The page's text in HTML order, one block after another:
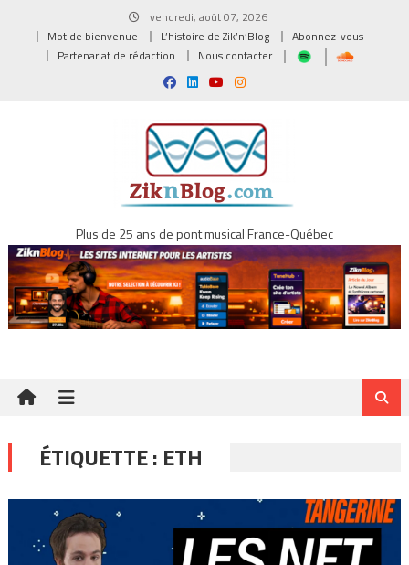
vendredi, août 07, 2026
Mot de bienvenue
L’histoire de Zik’n’Blog
Abonnez-vous
Partenariat de rédaction
Nous contacter
Plus de 25 ans de pont musical France-Québec
ÉTIQUETTE : ETH